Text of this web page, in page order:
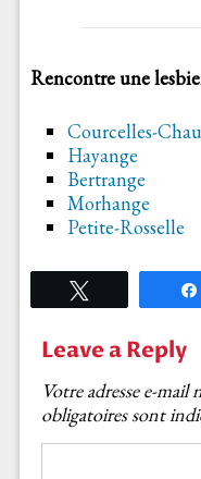
Rencontre une
Courcelles-
Hayange
Bertrange
Morhange
Petite-Rosselle
Leave a Reply
Votre adresse e-mail
obligatoires sont